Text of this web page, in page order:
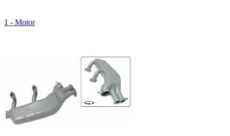
1 - Motor